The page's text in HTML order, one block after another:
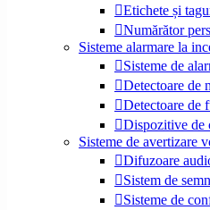
Etichete și
Numărător
Sisteme alarmare la
Sisteme de
Detectoare de
Detectoare de
Dispozitive de
Sisteme de avertizare
Difuzoare
Sistem de
Sisteme de